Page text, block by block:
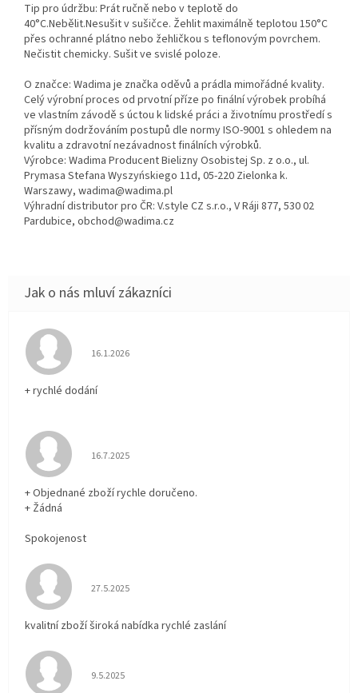
Tip pro údržbu: Prát ručně nebo v teplotě do
40°C.Nebělit.Nesušit v sušičce. Žehlit maximálně teplotou 150°C
přes ochranné plátno nebo žehličkou s teflonovým povrchem.
Nečistit chemicky. Sušit ve svislé poloze.
O značce: Wadima je značka oděvů a prádla mimořádné kvality.
Celý výrobní proces od prvotní příze po finální výrobek probíhá
ve vlastním závodě s úctou k lidské práci a životnímu prostředí s
přísným dodržováním postupů dle normy ISO-9001 s ohledem na
kvalitu a zdravotní nezávadnost finálních výrobků.
Výrobce: Wadima Producent Bielizny Osobistej Sp. z o.o., ul.
Prymasa Stefana Wyszyńskiego 11d, 05-220 Zielonka k.
Warszawy, wadima@wadima.pl
Výhradní distributor pro ČR: V.style CZ s.r.o., V Ráji 877, 530 02
Pardubice, obchod@wadima.cz
Hodnocení obchodu je 5 z 5 hvězdiček.
16.1.2026
+ rychlé dodání
Hodnocení obchodu je 5 z 5 hvězdiček.
16.7.2025
+ Objednané zboží rychle doručeno.
+ Žádná
Spokojenost
Hodnocení obchodu je 5 z 5 hvězdiček.
27.5.2025
kvalitní zboží široká nabídka rychlé zaslání
Hodnocení obchodu je 5 z 5 hvězdiček.
9.5.2025